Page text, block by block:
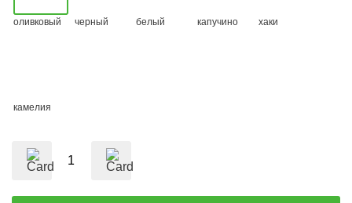
оливковый черный белый капучино хаки
камелия